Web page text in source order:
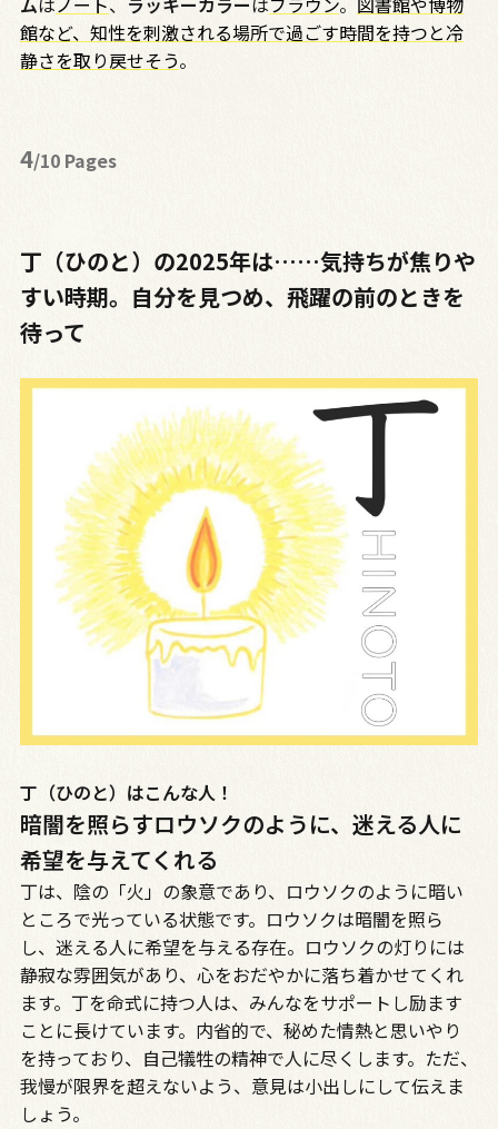
館など、知性を刺激される場所で過ごす時間を持つと冷
静さを取り戻せそう。
4/10 Pages
丁（ひのと）の2025年は……気持ちが焦りや
すい時期。自分を見つめ、飛躍の前のときを
待って
丁（ひのと）はこんな人！
暗闇を照らすロウソクのように、迷える人に
希望を与えてくれる
丁は、陰の「火」の象意であり、ロウソクのように暗い
ところで光っている状態です。ロウソクは暗闇を照ら
し、迷える人に希望を与える存在。ロウソクの灯りには
静寂な雰囲気があり、心をおだやかに落ち着かせてくれ
ます。丁を命式に持つ人は、みんなをサポートし励ます
ことに長けています。内省的で、秘めた情熱と思いやり
を持っており、自己犠牲の精神で人に尽くします。ただ、
我慢が限界を超えないよう、意見は小出しにして伝えま
しょう。